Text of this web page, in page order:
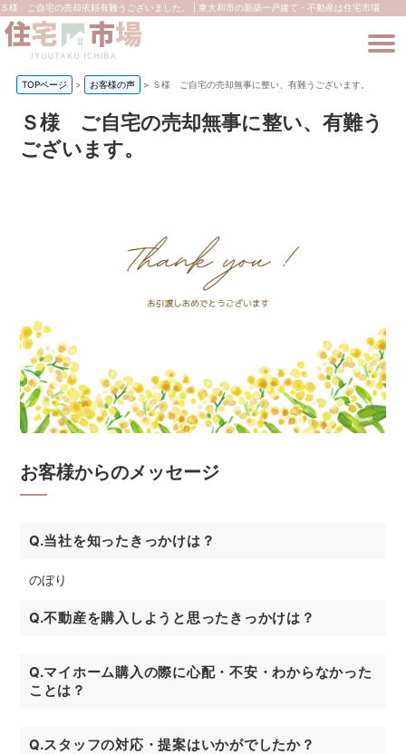
Ｓ様 ご自宅の売却依頼有難うございました。 | 東大和市の新築一戸建て・不動産は住宅市場
TOPページ > お客様の声 > Ｓ様 ご自宅の売却無事に整い、有難うございます。
Ｓ様 ご自宅の売却無事に整い、有難う
ございます。
お客様からのメッセージ
Q.当社を知ったきっかけは？
のぼり
Q.不動産を購入しようと思ったきっかけは？
Q.マイホーム購入の際に心配・不安・わからなかった
ことは？
Q.スタッフの対応・提案はいかがでしたか？